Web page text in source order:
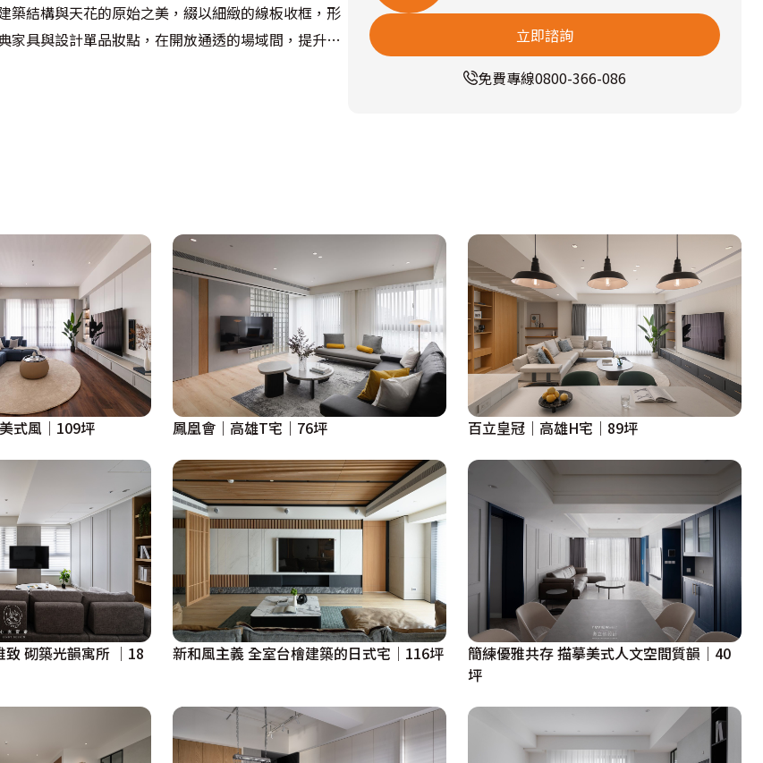
築結構與天花的原始之美，綴以細緻的線板收框，形
具與設計單品妝點，在開放通透的場域間，提升暖
味出獨樹一格的風格美學。
立即諮詢
免費專線0800-366-086
式風│109坪 鳳凰會｜高雄T宅｜76坪 百立皇冠｜高雄H宅｜89坪
致 砌築光韻寓所 │18
新和風主義 全室台檜建築的日式宅│116坪
簡練優雅共存 描摹美式人文空間質韻│40
坪